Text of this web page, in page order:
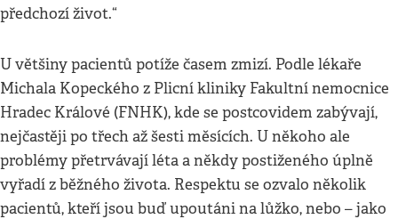
předchozí život.“
U většiny pacientů potíže časem zmizí. Podle lékaře
Michala Kopeckého z Plicní kliniky Fakultní nemocnice
Hradec Králové (FNHK), kde se postcovidem zabývají,
nejčastěji po třech až šesti měsících. U někoho ale
problémy přetrvávají léta a někdy postiženého úplně
vyřadí z běžného života. Respektu se ozvalo několik
pacientů, kteří jsou buď upoutáni na lůžko, nebo – jako